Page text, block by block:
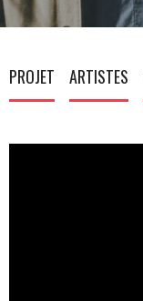
PROJET ARTISTES